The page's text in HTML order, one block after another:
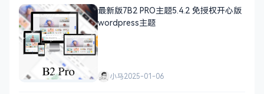
最新版7B2 PRO主题5.4.2 免授权开心版
wordpress主题
小马2025-01-06